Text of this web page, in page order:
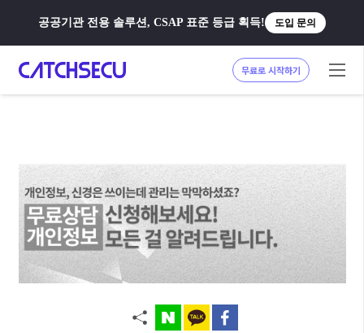
공공기관 전용 솔루션, CSAP 표준 등급 획득! 도입 문의
무료로 시작하기